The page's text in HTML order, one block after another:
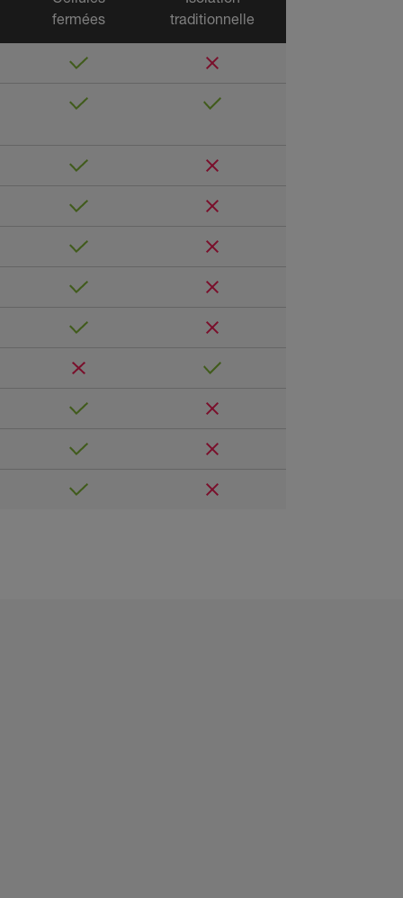
fermées
traditionnelle